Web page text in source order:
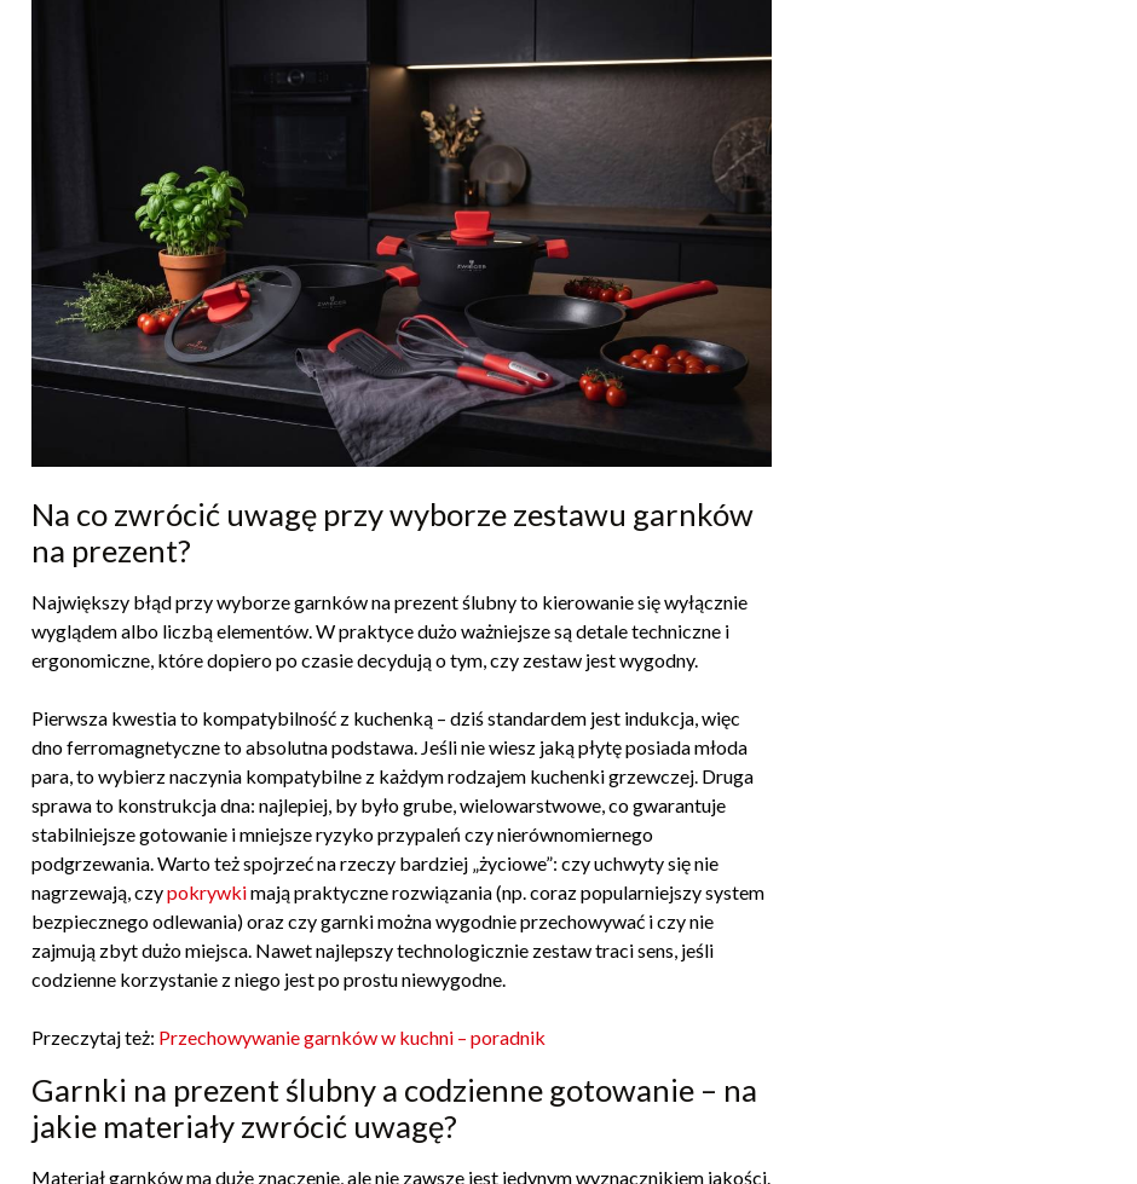
Na co zwrócić uwagę przy wyborze zestawu garnków
na prezent?
Największy błąd przy wyborze garnków na prezent ślubny to kierowanie się wyłącznie
wyglądem albo liczbą elementów. W praktyce dużo ważniejsze są detale techniczne i
ergonomiczne, które dopiero po czasie decydują o tym, czy zestaw jest wygodny.
Pierwsza kwestia to kompatybilność z kuchenką – dziś standardem jest indukcja, więc
dno ferromagnetyczne to absolutna podstawa. Jeśli nie wiesz jaką płytę posiada młoda
para, to wybierz naczynia kompatybilne z każdym rodzajem kuchenki grzewczej. Druga
sprawa to konstrukcja dna: najlepiej, by było grube, wielowarstwowe, co gwarantuje
stabilniejsze gotowanie i mniejsze ryzyko przypaleń czy nierównomiernego
podgrzewania. Warto też spojrzeć na rzeczy bardziej „życiowe”: czy uchwyty się nie
nagrzewają, czypokrywkimają praktyczne rozwiązania (np. coraz popularniejszy system
bezpiecznego odlewania) oraz czy garnki można wygodnie przechowywać i czy nie
zajmują zbyt dużo miejsca. Nawet najlepszy technologicznie zestaw traci sens, jeśli
codzienne korzystanie z niego jest po prostu niewygodne.
Przeczytaj też: Przechowywanie garnków w kuchni – poradnik
Garnki na prezent ślubny a codzienne gotowanie – na
jakie materiały zwrócić uwagę?
Materiał garnków ma duże znaczenie, ale nie zawsze jest jedynym wyznacznikiem jakości.